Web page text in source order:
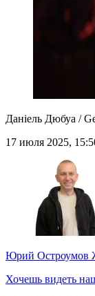
Даніель Дюбуа /
17 июля 2025,
Юрий Остроумов
Хочешь видеть